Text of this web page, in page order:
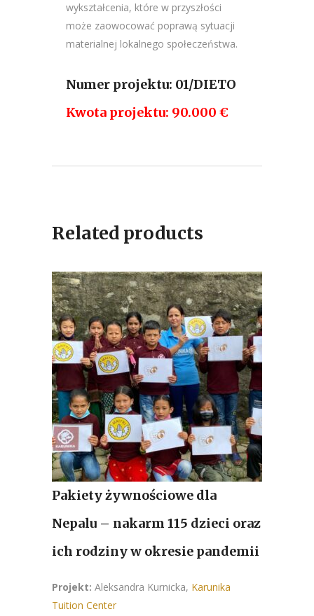
wykształcenia, które w przyszłości
może zaowocować poprawą sytuacji
materialnej lokalnego społeczeństwa.
Numer projektu: 01/DIETO
Kwota projektu: 90.000 €
Related products
Pakiety żywnościowe dla
Nepalu – nakarm 115 dzieci oraz
ich rodziny w okresie pandemii
Projekt: Aleksandra Kurnicka, Karunika
Tuition Center